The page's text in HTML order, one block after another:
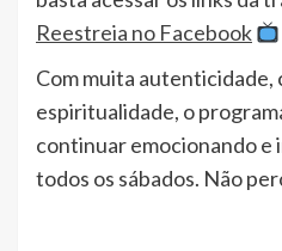
Reestreia no Facebook
Com muita autenticidade,
espiritualidade, o
continuar emocionando e
todos os sábados. Não